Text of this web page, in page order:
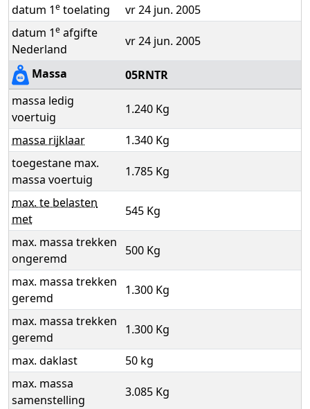
datum 1e toelating
vr 24 jun. 2005
datum 1e afgifte
Nederland
vr 24 jun. 2005
Massa
05RNTR
massa ledig
voertuig
1.240 Kg
massa rijklaar
1.340 Kg
toegestane max.
massa voertuig
1.785 Kg
max. te belasten
met
545 Kg
max. massa trekken
ongeremd
500 Kg
max. massa trekken
geremd
1.300 Kg
max. massa trekken
geremd
1.300 Kg
max. daklast
50 kg
max. massa
samenstelling
3.085 Kg